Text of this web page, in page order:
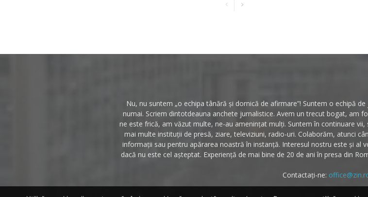
Nu, nu suntem „o echipa tânără și dornică de afirmare”! Suntem o echipă
numai. Scriem dintotdeauna anchete jurnalistice. Avem un trecut bogat, am
ne este frică, am văzut multe, ne-au amenințat mulți. Suntem în continuare
mai multe instituții de presă, ziare, televiziuni, radio-uri. Colaborăm, atunci
informații sau pentru apărarea noastră în instanță. Interesul nostru este și al
dacă nu este cel așteptat. Experiență de mai bine de 20 de ani în presa din
Contactați-ne: